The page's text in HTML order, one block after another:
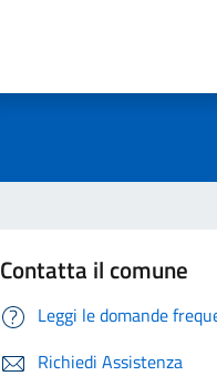
Contatta il comune
Leggi le domande
Richiedi Assistenza